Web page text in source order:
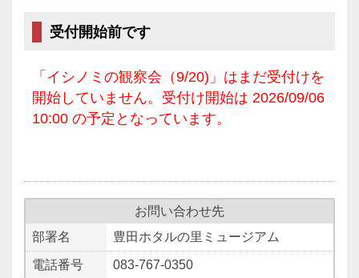
受付開始前です
「イシノミの観察会（9/20)」はまだ受付けを
開始していません。受付け開始は 2026/09/06
10:00 の予定となっています。
お問い合わせ先
部署名
豊田ホタルの里ミュージアム
電話番号 083-767-0350